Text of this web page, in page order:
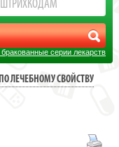
серии лекарств
ЛЕЧЕБНОМУ СВОЙСТВУ